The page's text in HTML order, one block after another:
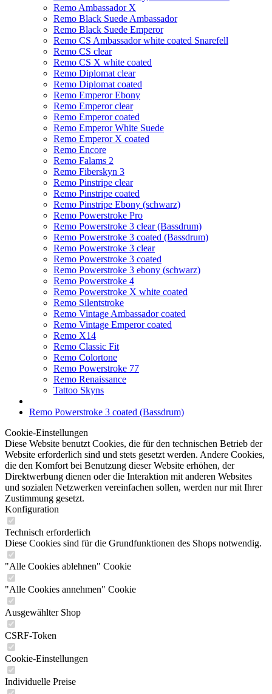
Remo Ambassador X
Remo Black Suede Ambassador
Remo Black Suede Emperor
Remo CS Ambassador white coated Snarefell
Remo CS clear
Remo CS X white coated
Remo Diplomat clear
Remo Diplomat coated
Remo Emperor Ebony
Remo Emperor clear
Remo Emperor coated
Remo Emperor White Suede
Remo Emperor X coated
Remo Encore
Remo Falams 2
Remo Fiberskyn 3
Remo Pinstripe clear
Remo Pinstripe coated
Remo Pinstripe Ebony (schwarz)
Remo Powerstroke Pro
Remo Powerstroke 3 clear (Bassdrum)
Remo Powerstroke 3 coated (Bassdrum)
Remo Powerstroke 3 clear
Remo Powerstroke 3 coated
Remo Powerstroke 3 ebony (schwarz)
Remo Powerstroke 4
Remo Powerstroke X white coated
Remo Silentstroke
Remo Vintage Ambassador coated
Remo Vintage Emperor coated
Remo X14
Remo Classic Fit
Remo Colortone
Remo Powerstroke 77
Remo Renaissance
Tattoo Skyns
Remo Powerstroke 3 coated (Bassdrum)
Cookie-Einstellungen
Diese Website benutzt Cookies, die für den technischen Betrieb der
Website erforderlich sind und stets gesetzt werden. Andere Cookies,
die den Komfort bei Benutzung dieser Website erhöhen, der
Direktwerbung dienen oder die Interaktion mit anderen Websites
und sozialen Netzwerken vereinfachen sollen, werden nur mit Ihrer
Zustimmung gesetzt.
Konfiguration
Technisch erforderlich
Diese Cookies sind für die Grundfunktionen des Shops notwendig.
"Alle Cookies ablehnen" Cookie
"Alle Cookies annehmen" Cookie
Ausgewählter Shop
CSRF-Token
Cookie-Einstellungen
Individuelle Preise